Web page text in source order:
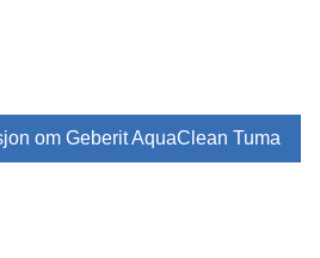
om Geberit AquaClean Tuma